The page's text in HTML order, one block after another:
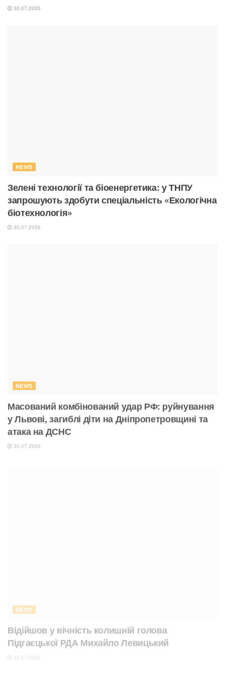
30.07.2026
NEWS
Зелені технології та біоенергетика: у ТНПУ
запрошують здобути спеціальність «Екологічна
біотехнологія»
30.07.2026
NEWS
Масований комбінований удар РФ: руйнування
у Львові, загиблі діти на Дніпропетровщині та
атака на ДСНС
Підгаєцької РДА Михайло Левицький
29.07.2026